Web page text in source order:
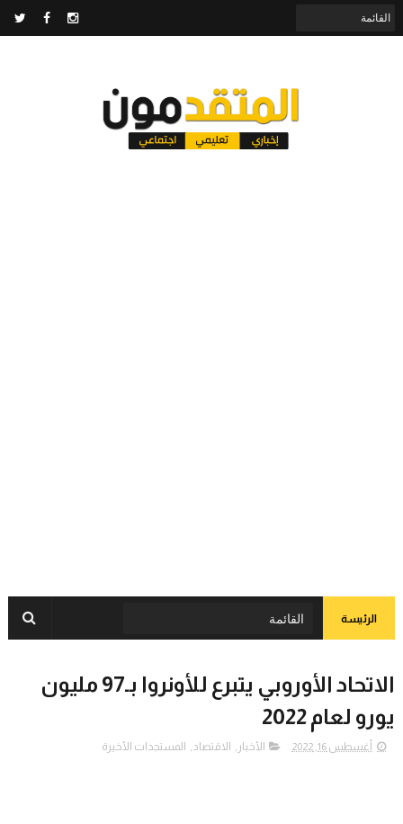
الرئيسة
الاتحاد الأوروبي يتبرع للأونروا بـ97 مليون
يورو لعام 2022
أغسطس 16, 2022 الأخبار , الاقتصاد, المستجدات الأخيرة